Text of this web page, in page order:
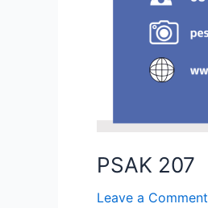
PSAK 207
Leave a Comment